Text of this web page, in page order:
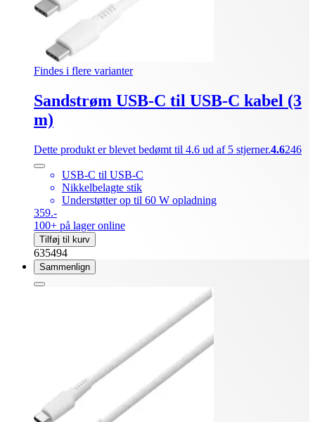
Findes i flere varianter
Sandstrøm USB-C til USB-C kabel (3
m)
Dette produkt er blevet bedømt til 4.6 ud af 5 stjerner.4.6246
USB-C til USB-C
Nikkelbelagte stik
Understøtter op til 60 W opladning
359.-
100+ på lager online
Tilføj til kurv
635494
Sammenlign